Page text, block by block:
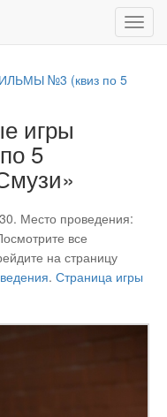
№3 (квиз по 5
игры
5
Место проведения:
все
на страницу
. Страница игры